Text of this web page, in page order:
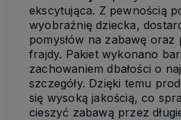
ekscytująca. Z pewnością
wyobraźnię dziecka,
pomysłów na zabawę oraz
frajdy. Pakiet wykonano
zachowaniem dbałości o
szczegóły. Dzięki temu
się wysoką jakością, co
cieszyć zabawą przez